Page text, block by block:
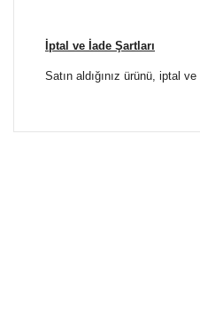
İptal ve İade Şartları
Satın aldığınız ürünü, iptal